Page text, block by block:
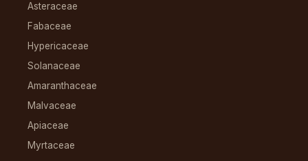
Asteraceae
Fabaceae
Hypericaceae
Solanaceae
Amaranthaceae
Malvaceae
Apiaceae
Myrtaceae